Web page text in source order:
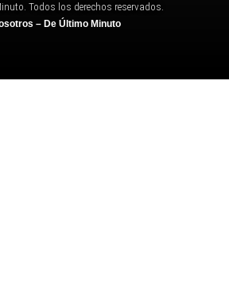
Todos los derechos reservados.
– De Último Minuto